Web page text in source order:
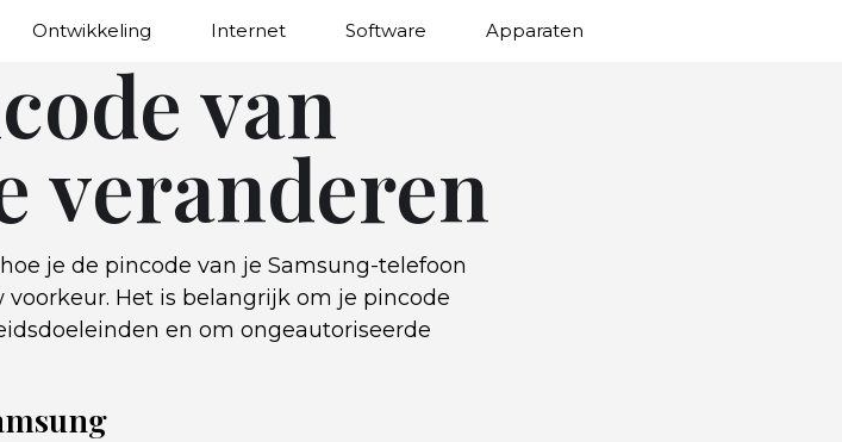
Ontwikkeling Internet Software Apparaten
van
veranderen
je de pincode van je Samsung-telefoon
Het is belangrijk om je pincode
en om ongeautoriseerde